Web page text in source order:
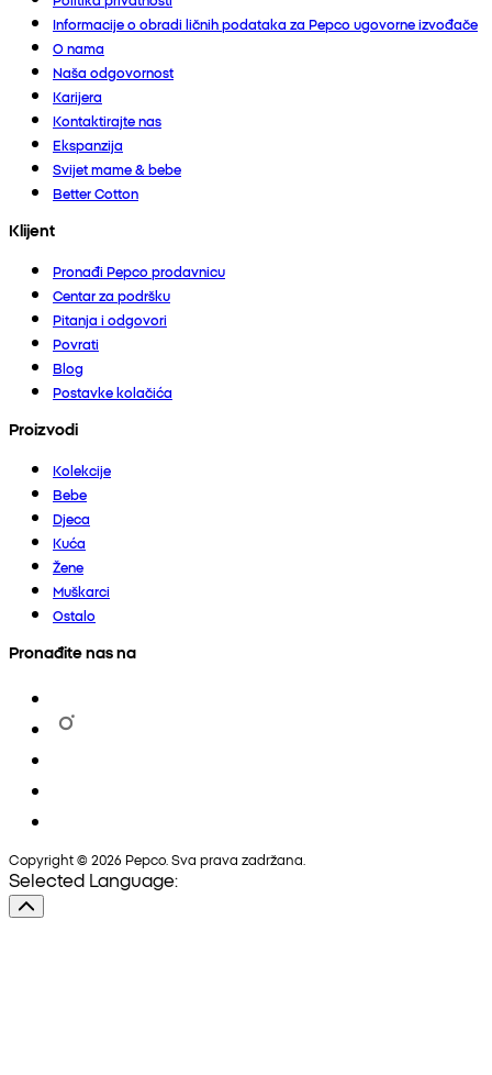
Informacije o obradi ličnih podataka za Pepco ugovorne izvođače
O nama
Naša odgovornost
Karijera
Kontaktirajte nas
Ekspanzija
Svijet mame & bebe
Better Cotton
Klijent
Pronađi Pepco prodavnicu
Centar za podršku
Pitanja i odgovori
Povrati
Blog
Postavke kolačića
Proizvodi
Kolekcije
Bebe
Djeca
Kuća
Žene
Muškarci
Ostalo
Pronađite nas na
Copyright © 2026 Pepco. Sva prava zadržana.
Selected Language: